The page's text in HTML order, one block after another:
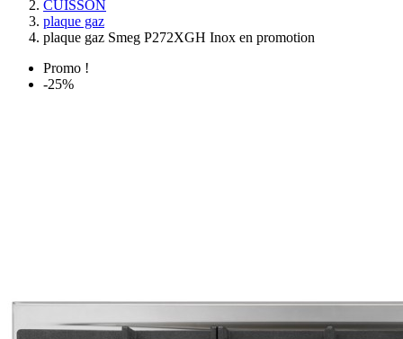
CUISSON
plaque gaz
plaque gaz Smeg P272XGH Inox en promotion
Promo !
-25%